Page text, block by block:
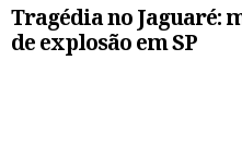
Tragédia no Jaguaré:
de explosão em SP